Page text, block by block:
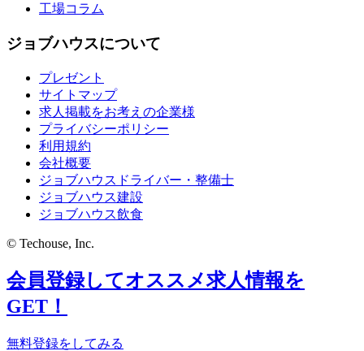
工場コラム
ジョブハウスについて
プレゼント
サイトマップ
求人掲載をお考えの企業様
プライバシーポリシー
利用規約
会社概要
ジョブハウスドライバー・整備士
ジョブハウス建設
ジョブハウス飲食
© Techouse, Inc.
会員登録してオススメ求人情報を
GET！
無料登録をしてみる